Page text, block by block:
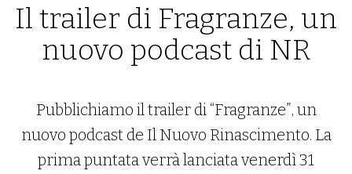
Il trailer di Fragranze, un
nuovo podcast di NR
Pubblichiamo il trailer di “Fragranze”, un
nuovo podcast de Il Nuovo Rinascimento. La
prima puntata verrà lanciata venerdì 31